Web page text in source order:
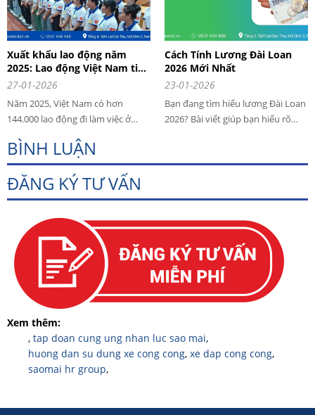
động cần nắm rõ các điều kiện,
yêu cầu và quy định mới nhất.
Xuất khẩu lao động năm
2025: Lao động Việt Nam tiếp
tục khẳng định vị thế trên thị
27-01-2026
Năm 2025, Việt Nam có hơn
144.000 lao động đi làm việc ở
Nhật Bản, Đài Loan, Hàn Quốc
tiếp tục là thị trường trọng điểm.
Xuất khẩu lao động hợp pháp mở
ra cơ hội việc làm ổn định, thu
động.
Cách Tính Lương Đài Loan
2026 Mới Nhất
23-01-2026
Bạn đang tìm hiểu lương Đài Loan
2026? Bài viết giúp bạn hiểu rõ
thu nhập thực tế của lao động
tại Đài Loan. Áp dụng từ
nước ngoài làm việc hợp pháp tại
ĐÀI LOAN.
BÌNH LUẬN
ĐĂNG KÝ TƯ VẤN
Xem thêm:
, tap doan cung ung nhan luc sao mai,
huong dan su dung xe cong cong, xe dap cong cong,
saomai hr group,